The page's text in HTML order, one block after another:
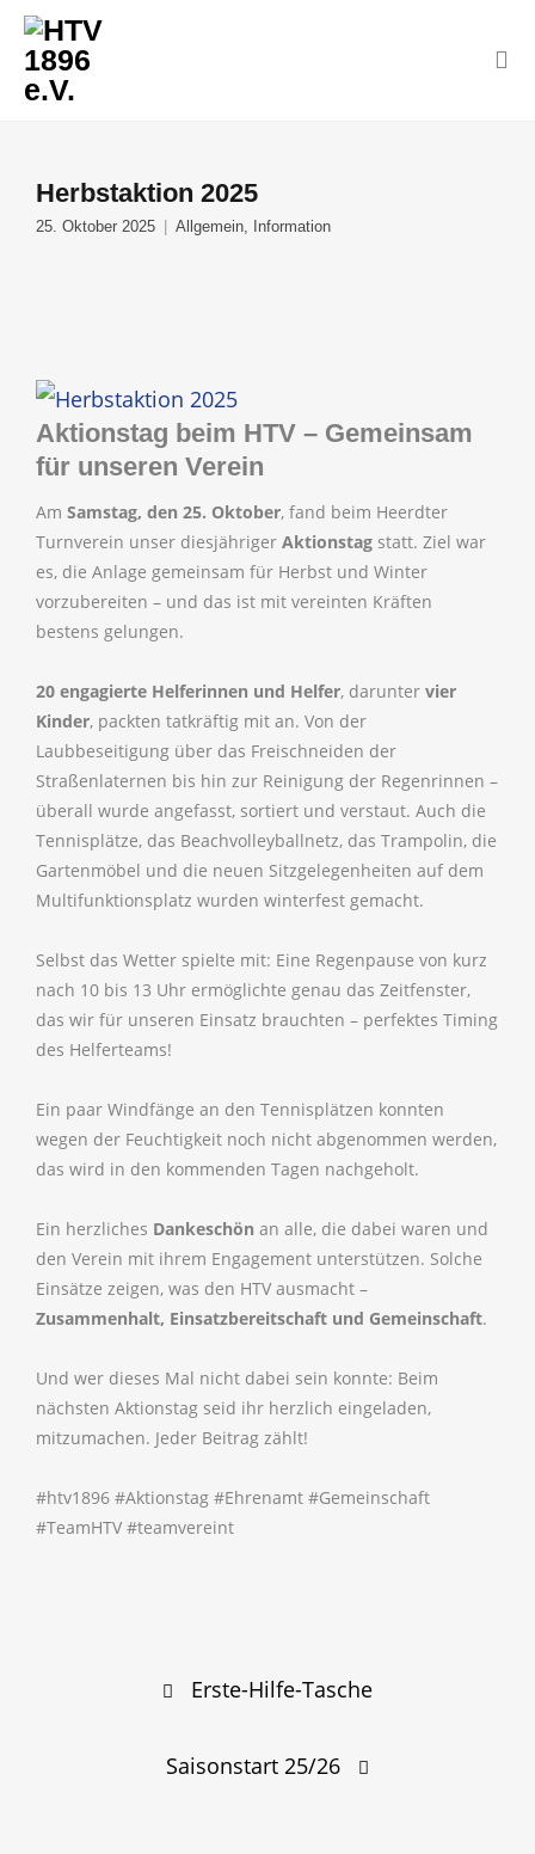
Herbstaktion 2025
25. Oktober 2025 Allgemein, Information
Aktionstag beim HTV – Gemeinsam
für unseren Verein
Am Samstag, den 25. Oktober, fand beim Heerdter
Turnverein unser diesjähriger Aktionstag statt. Ziel war
es, die Anlage gemeinsam für Herbst und Winter
vorzubereiten – und das ist mit vereinten Kräften
bestens gelungen.
20 engagierte Helferinnen und Helfer, darunter vier
Kinder, packten tatkräftig mit an. Von der
Laubbeseitigung über das Freischneiden der
Straßenlaternen bis hin zur Reinigung der Regenrinnen –
überall wurde angefasst, sortiert und verstaut. Auch die
Tennisplätze, das Beachvolleyballnetz, das Trampolin, die
Gartenmöbel und die neuen Sitzgelegenheiten auf dem
Multifunktionsplatz wurden winterfest gemacht.
Selbst das Wetter spielte mit: Eine Regenpause von kurz
nach 10 bis 13 Uhr ermöglichte genau das Zeitfenster,
das wir für unseren Einsatz brauchten – perfektes Timing
des Helferteams!
Ein paar Windfänge an den Tennisplätzen konnten
wegen der Feuchtigkeit noch nicht abgenommen werden,
das wird in den kommenden Tagen nachgeholt.
Ein herzliches Dankeschön an alle, die dabei waren und
den Verein mit ihrem Engagement unterstützen. Solche
Einsätze zeigen, was den HTV ausmacht –
Zusammenhalt, Einsatzbereitschaft und Gemeinschaft.
Und wer dieses Mal nicht dabei sein konnte: Beim
nächsten Aktionstag seid ihr herzlich eingeladen,
mitzumachen. Jeder Beitrag zählt!
#htv1896 #Aktionstag #Ehrenamt #Gemeinschaft
#TeamHTV #teamvereint
Erste-Hilfe-Tasche
Saisonstart 25/26